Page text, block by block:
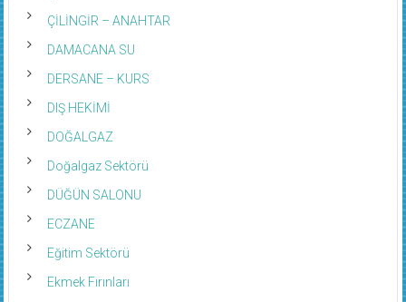
ÇİLİNGİR – ANAHTAR
DAMACANA SU
DERSANE – KURS
DIŞ HEKİMİ
DOĞALGAZ
Doğalgaz Sektörü
DÜĞÜN SALONU
ECZANE
Eğitim Sektörü
Ekmek Fırınları